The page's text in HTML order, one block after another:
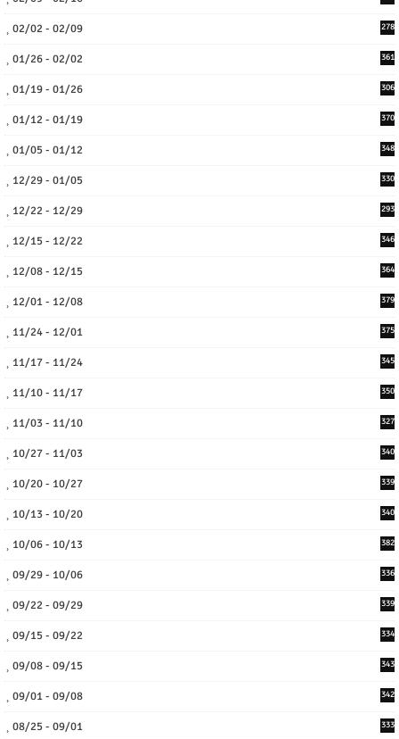
02/02 - 02/09 278
01/26 - 02/02 361
01/19 - 01/26 306
01/12 - 01/19 370
01/05 - 01/12 348
12/29 - 01/05 330
12/22 - 12/29 293
12/15 - 12/22 346
12/08 - 12/15 364
12/01 - 12/08 379
11/24 - 12/01 375
11/17 - 11/24 345
11/10 - 11/17 350
11/03 - 11/10 327
10/27 - 11/03 340
10/20 - 10/27 339
10/13 - 10/20 340
10/06 - 10/13 382
09/29 - 10/06 336
09/22 - 09/29 339
09/15 - 09/22 334
09/08 - 09/15 343
09/01 - 09/08 342
08/25 - 09/01 333